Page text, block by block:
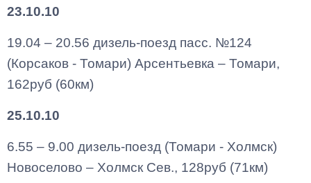
23.10.10
19.04 – 20.56 дизель-поезд пасс. №124
(Корсаков - Томари) Арсентьевка – Томари,
162руб (60км)
25.10.10
6.55 – 9.00 дизель-поезд (Томари - Холмск)
Новоселово – Холмск Сев., 128руб (71км)